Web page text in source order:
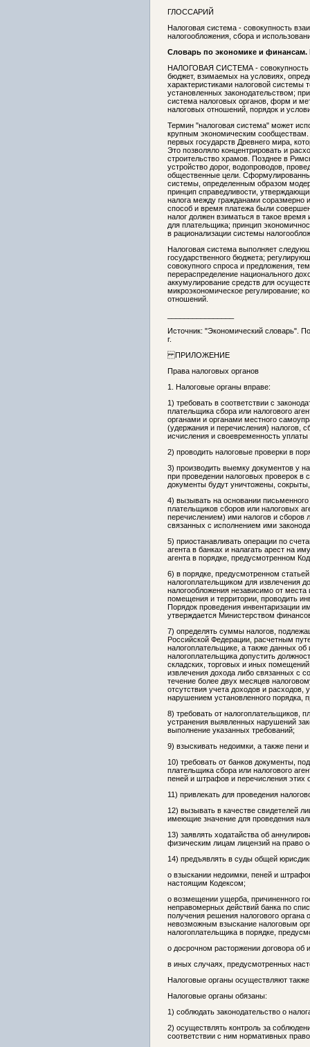
ГЛОССАРИЙ
Налоговая система - совокупность
налогообложения, сбора и
Словарь по экономике и финансам.
НАЛОГОВАЯ СИСТЕМА - совокупность
бюджет, взимаемых на условиях,
характеристиками налоговой системы
установленных законодательством;
система налоговых органов, форм и
налоговых отношений, порядок и
Термин "налоговая система" может
крупным экономическим сообществам.
первых государств Древнего мира,
Это позволяло концентрировать и
строительство храмов. Позднее в
устройство дорог, водопроводов,
общественные цели.
системы, определенным образом
принцип справедливости,
налога между гражданами
способ и время платежа были
налог должен взиматься в такое
для плательщика; принцип
в рационализации системы
Налоговая система выполняет
государственного бюджета;
совокупного спроса и предложения,
перераспределение национального
аккумулирование средств для
микроэкономическое регулирование;
отношений.
Источник: "Экономический словарь".
г.
ПРИЛОЖЕНИЕ
Права налоговых органов
1. Налоговые органы вправе:
1) требовать в соответствии с
плательщика сбора или налогового
органами и органами местного
(удержания и перечисления) налогов,
исчисления и своевременность
2) проводить налоговые проверки в
3) производить выемку документов у
при проведении налоговых проверок в
документы будут уничтожены,
4) вызывать на основании
плательщиков сборов или налоговых
перечислением) ими налогов и сборов
связанных с исполнением ими
5) приостанавливать операции по
агента в банках и налагать арест на
агента в порядке, предусмотренном
6) в порядке, предусмотренном
налогоплательщиком для извлечения
налогообложения независимо от
помещения и территории, проводить
Порядок проведения инвентаризации
утверждается Министерством
7) определять суммы налогов,
Российской Федерации, расчетным
налогоплательщике, а также данных
налогоплательщика допустить
складских, торговых и иных
извлечения дохода либо связанных с
течение более двух месяцев
отсутствия учета доходов и расходов,
нарушением установленного порядка,
8) требовать от налогоплательщиков,
устранения выявленных нарушений
выполнение указанных требований;
9) взыскивать недоимки, а также пени
10) требовать от банков документы,
плательщика сбора или налогового
пеней и штрафов и перечисления
11) привлекать для проведения
12) вызывать в качестве свидетелей
имеющие значение для проведения
13) заявлять ходатайства об
физическим лицам лицензий на право
14) предъявлять в суды общей
о взыскании недоимки, пеней и
настоящим Кодексом;
о возмещении ущерба, причиненного
неправомерных действий банка по
получения решения налогового органа
невозможным взыскание налоговым
налогоплательщика в порядке,
о досрочном расторжении договора об
в иных случаях, предусмотренных
Налоговые органы осуществляют
Налоговые органы обязаны:
1) соблюдать законодательство о
2) осуществлять контроль за
соответствии с ним нормативных